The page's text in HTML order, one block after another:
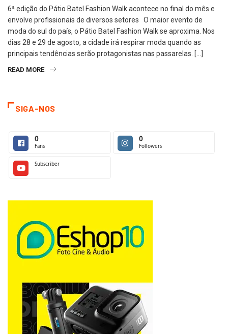
6ª edição do Pátio Batel Fashion Walk acontece no final do mês e
envolve profissionais de diversos setores O maior evento de
moda do sul do país, o Pátio Batel Fashion Walk se aproxima. Nos
dias 28 e 29 de agosto, a cidade irá respirar moda quando as
principais tendências serão protagonistas nas passarelas. […]
READ MORE
SIGA-NOS
0
Fans
0
Followers
Subscriber